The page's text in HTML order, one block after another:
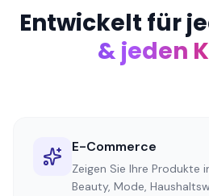
Entwickelt für
& jeden
E-Commerce
Zeigen Sie Ihre Produkte
Beauty, Mode,